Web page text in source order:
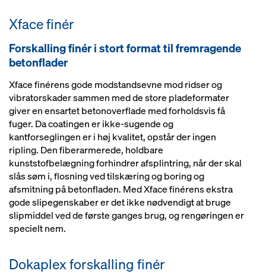
Xface finér
Forskalling finér i stort format til fremragende
betonflader
Xface finérens gode modstandsevne mod ridser og
vibratorskader sammen med de store pladeformater
giver en ensartet betonoverflade med forholdsvis få
fuger. Da coatingen er ikke-sugende og
kantforseglingen er i høj kvalitet, opstår der ingen
ripling. Den fiberarmerede, holdbare
kunststofbelægning forhindrer afsplintring, når der skal
slås søm i, flosning ved tilskæring og boring og
afsmitning på betonfladen. Med Xface finérens ekstra
gode slipegenskaber er det ikke nødvendigt at bruge
slipmiddel ved de første ganges brug, og rengøringen er
specielt nem.
Dokaplex forskalling finér